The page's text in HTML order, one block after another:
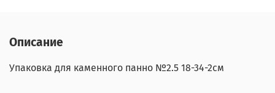
Описание
Упаковка для каменного панно №2.5 18-34-2см